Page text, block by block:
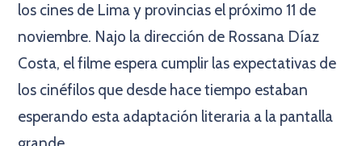
los cines de Lima y provincias el próximo 11 de
noviembre. Najo la dirección de Rossana Díaz
Costa, el filme espera cumplir las expectativas de
los cinéfilos que desde hace tiempo estaban
esperando esta adaptación literaria a la pantalla